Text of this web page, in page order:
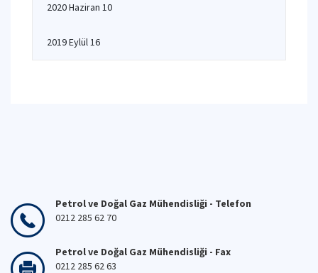
2020 Haziran 10
2019 Eylül 16
Petrol ve Doğal Gaz Mühendisliği - Telefon
0212 285 62 70
Petrol ve Doğal Gaz Mühendisliği - Fax
0212 285 62 63